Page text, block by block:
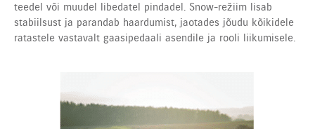
teedel või muudel libedatel pindadel. Snow-režiim lisab
stabiilsust ja parandab haardumist, jaotades jõudu kõikidele
ratastele vastavalt gaasipedaali asendile ja rooli liikumisele.